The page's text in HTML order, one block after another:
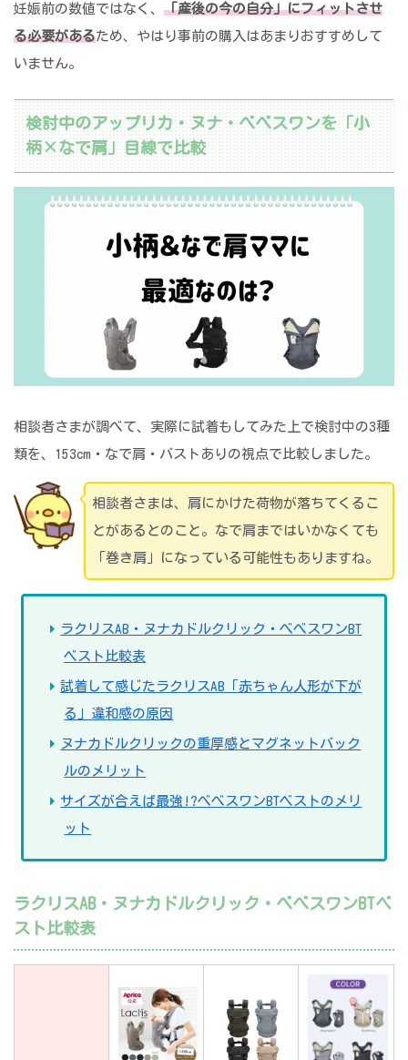
妊娠前の数値ではなく、 「産後の今の自分」にフィットさせ
る必要があるため、やはり事前の購入はあまりおすすめして
いません。
検討中のアップリカ・ヌナ・べべスワンを「小
柄×なで肩」目線で比較
相談者さまが調べて、実際に試着もしてみた上で検討中の3種
類を、153cm・なで肩・バストありの視点で比較しました。
相談者さまは、肩にかけた荷物が落ちてくるこ
とがあるとのこと。なで肩まではいかなくても
「巻き肩」になっている可能性もありますね。
ラクリスAB・ヌナカドルクリック・べべスワンBT
ベスト比較表
試着して感じたラクリスAB「赤ちゃん人形が下が
る」違和感の原因
ヌナカドルクリックの重厚感とマグネットバック
ルのメリット
サイズが合えば最強!?べべスワンBTベストのメリ
ット
ラクリスAB・ヌナカドルクリック・べべスワンBTベ
スト比較表